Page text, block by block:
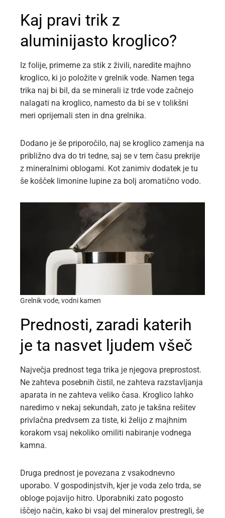
Kaj pravi trik z
aluminijasto kroglico?
Iz folije, primerne za stik z živili, naredite majhno
kroglico, ki jo položite v grelnik vode. Namen tega
trika naj bi bil, da se minerali iz trde vode začnejo
nalagati na kroglico, namesto da bi se v tolikšni
meri oprijemali sten in dna grelnika.
Dodano je še priporočilo, naj se kroglico zamenja na
približno dva do tri tedne, saj se v tem času prekrije
z mineralnimi oblogami. Kot zanimiv dodatek je tu
še košček limonine lupine za bolj aromatično vodo.
Grelnik vode, vodni kamen
Prednosti, zaradi katerih
je ta nasvet ljudem všeč
Največja prednost tega trika je njegova preprostost.
Ne zahteva posebnih čistil, ne zahteva razstavljanja
aparata in ne zahteva veliko časa. Kroglico lahko
naredimo v nekaj sekundah, zato je takšna rešitev
privlačna predvsem za tiste, ki želijo z majhnim
korakom vsaj nekoliko omiliti nabiranje vodnega
kamna.
Druga prednost je povezana z vsakodnevno
uporabo. V gospodinjstvih, kjer je voda zelo trda, se
obloge pojavijo hitro. Uporabniki zato pogosto
iščejo način, kako bi vsaj del mineralov prestregli, še